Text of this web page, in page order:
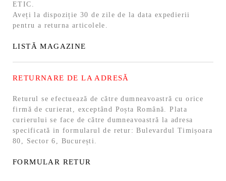
ETIC.
Aveți la dispoziție 30 de zile de la data expedierii
pentru a returna articolele.
LISTĂ MAGAZINE
RETURNARE DE LA ADRESĂ
Returul se efectuează de către dumneavoastră cu orice
firmă de curierat, exceptând Poșta Română. Plata
curierului se face de către dumneavoastră la adresa
specificată in formularul de retur: Bulevardul Timișoara
80, Sector 6, București.
FORMULAR RETUR